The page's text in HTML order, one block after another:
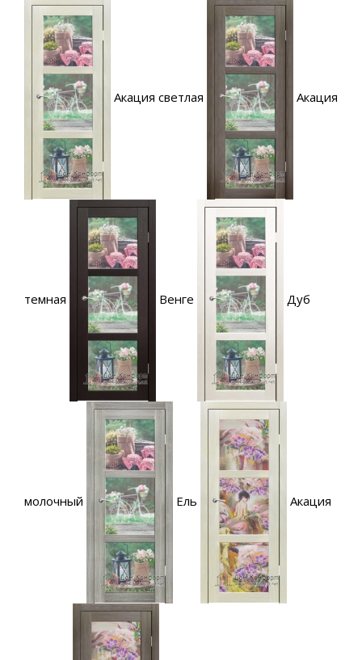
Акация светлая Акация
темная Венге Дуб
молочный Ель Акация